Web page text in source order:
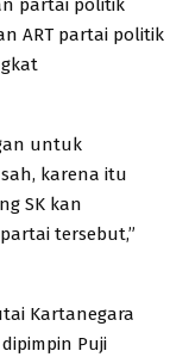
partai politik
ART partai politik
untuk
karena itu
SK kan
tersebut,”
Kartanegara
Puji